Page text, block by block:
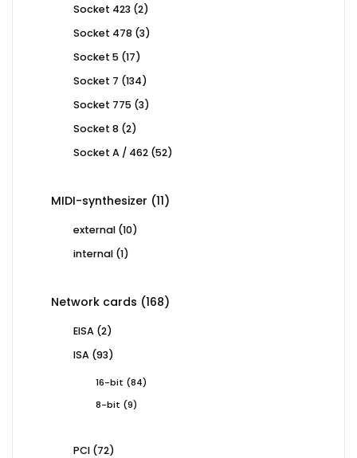
Socket 423 22
Socket 478 33
Socket 5 1717
Socket 7 134134
Socket 775 33
Socket 8 22
Socket A / 462 5252
MIDI-synthesizer 1111
external 1010
internal 11
Network cards 168168
EISA 22
ISA 9393
16-bit 8484
8-bit
99
PCI 7272